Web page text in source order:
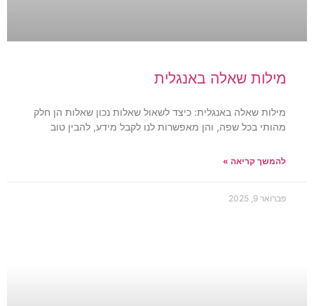
מילות שאלה באנגלית
מילות שאלה באנגלית: כיצד לשאול שאלות נכון שאלות הן חלק
מהותי בכל שפה, והן מאפשרות לנו לקבל מידע, להבין טוב
להמשך קריאה »
פברואר 9, 2025